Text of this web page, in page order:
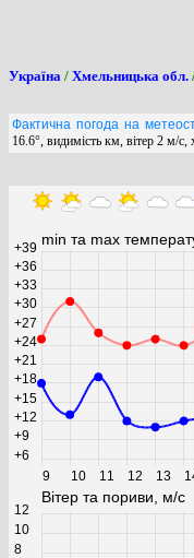
Україна / Хмельницька обл.
Фактична погода на
16.6°, видимість км, вітер 2 м/с,
min та max
9 10 11 12 13
+6
+9
+12
+15
+18
+21
+24
+27
+30
+33
+36
+39
Вітер та пориви, м/с
8
10
12